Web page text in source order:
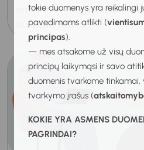
tokie duomenys yra reikalingi
pavedimams atlikti (
principas).
— mes atsakome už visų
principų laikymąsi ir savo
duomenis tvarkome
tvarkymo įrašus (
KOKIE YRA ASMENS
PAGRINDAI?
pasirinkti sėkmingą profesinį
bus pristatytas: ...